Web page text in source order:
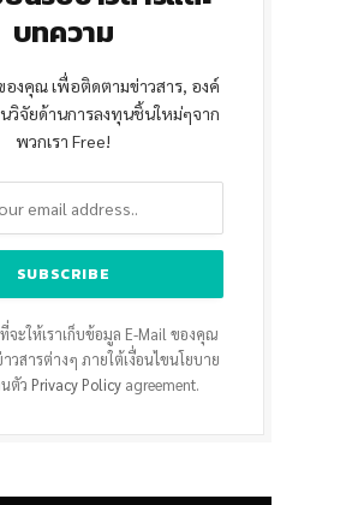
บทความ
องคุณ เพื่อติดตามข่าวสาร, องค์
วิจัยด้านการลงทุนชิ้นใหม่ๆจาก
พวกเรา Free!
ะให้เราเก็บข้อมูล E-Mail ของคุณ
าวสารต่างๆ ภายใต้เงื่อนไขนโยบาย
ตัว Privacy Policy agreement.